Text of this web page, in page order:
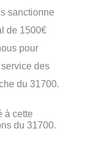
sanctionne
de 1500€
pour
des
du 31700.
à cette
du 31700.